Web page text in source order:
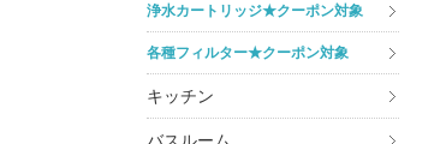
浄水カートリッジ★クーポン対象
各種フィルター★クーポン対象
キッチン